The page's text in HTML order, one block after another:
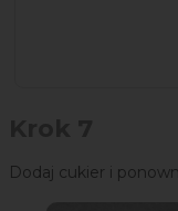
Dodaj cukier i